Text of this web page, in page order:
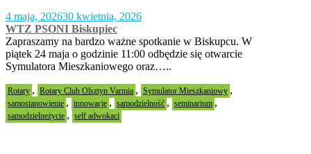
4 maja, 202630 kwietnia, 2026
WTZ PSONI Biskupiec
Zapraszamy na bardzo ważne spotkanie w Biskupcu. W
piątek 24 maja o godzinie 11:00 odbędzie się otwarcie
Symulatora Mieszkaniowego oraz…..
Rotary , Rotary Club Olsztyn Varmia , Symulator Mieszkaniowy ,
samostanowienie , innowacje , samodzielność , seminarium ,
samodzielneżycie , self adwokaci